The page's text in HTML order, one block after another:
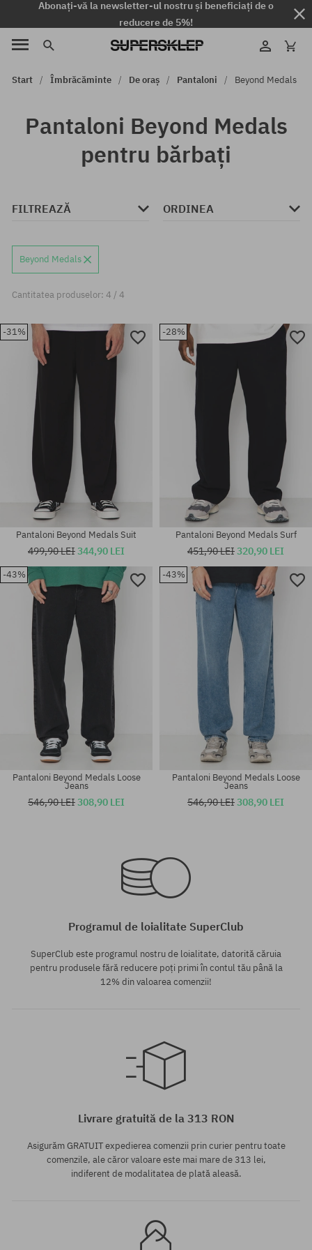
Abonați-vă la newsletter-ul nostru și beneficiați de o
reducere de 5%!
Start Îmbrăcăminte De oraș Pantaloni Beyond Medals
Pantaloni Beyond Medals
pentru bărbați
FILTREAZĂ ORDINEA
Beyond Medals
Cantitatea produselor: 4 / 4
-31%
Pantaloni Beyond Medals Suit
499,90 LEI344,90 LEI
-28%
M; L
Pantaloni Beyond Medals Surf
451,90 LEI320,90 LEI
-43%
Pantaloni Beyond Medals Loose
Jeans
546,90 LEI308,90 LEI
-43%
Mărimi existente:
Pantaloni Beyond Medals Loose
Jeans
546,90 LEI308,90 LEI
Programul de loialitate SuperClub
SuperClub este programul nostru de loialitate, datorită căruia
pentru produsele fără reducere poți primi în contul tău până la
12% din valoarea comenzii!
Livrare gratuită de la 313 RON
Asigurăm GRATUIT expedierea comenzii prin curier pentru toate
comenzile, ale căror valoare este mai mare de 313 lei,
indiferent de modalitatea de plată aleasă.